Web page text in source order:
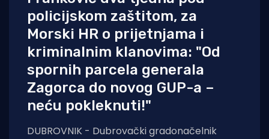
policijskom zaštitom, za
Morski HR o prijetnjama i
kriminalnim klanovima: "Od
spornih parcela generala
Zagorca do novog GUP-a –
neću pokleknuti!"
DUBROVNIK - Dubrovački gradonačelnik